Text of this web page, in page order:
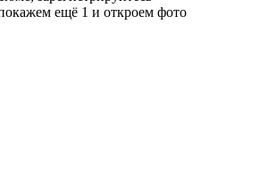
ещё 1 и откроем фото